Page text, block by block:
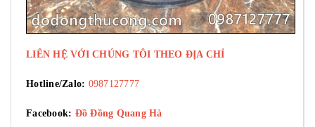
LIÊN HỆ VỚI CHÚNG TÔI THEO ĐỊA CHỈ
Hotline/Zalo: 0987127777
Facebook: Đồ Đồng Quang Hà